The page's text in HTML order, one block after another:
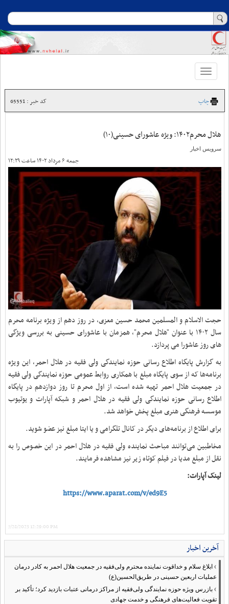
Toggle
navigation
چاپ کد خبر : 65551
هلال محرم١۴٠٢: ویژه عاشورای حسینی(١٠)
سرویس اخبار
جمعه ۶ مرداد ۱۴۰۲ ساعت ۱۲:۲۹
حجت الاسلام و المسلمین محمد حسین معزی، در روز دهم از ویژه برنامه محرم
سال ١۴٠٢ با عنوان "هلال محرم"، همزمان با عاشورای حسینی به بررسی ویژگی
های روز عاشورا می پردازد.
به گزارش پایگاه اطلاع رسانی حوزه نمایندگی ولی فقیه در هلال احمر، این ویژه
برنامه‌ها که از سوی پایگاه مبلغ با همکاری روابط عمومی حوزه نمایندگی ولی فقیه
در جمعیت هلال احمر تهیه شده است، از اول محرم تا روز دوازدهم در پایگاه
اطلاع رسانی حوزه نمایندگی ولی فقیه در هلال احمر و شبکه آپارات و یوتیوب
موسسه فرهنگی هنری مبلغ پخش خواهد شد.
برای اطلاع از برنامه‌های دیگر در کانال تلگرامی و یا ایتا مبلغ نیز عضو شوید.
مخاطبین می‌توانند مباحث نماینده ولی فقیه در هلال احمر در این خصوص را به
نقل از مبلغ مدیا در فیلم کوتاه زیر نیز مشاهده فرمایند.
لینک آپارات:
https://www.aparat.com/v/ed9E5
7/28/2023 12:29:00 PM
آخرین اخبار
› ابلاغ سلام و خداقوت نماینده محترم ولی‌فقیه در جمعیت هلال احمر به کادر درمان
عملیات اربعین حسینی در طریق‌الحسین(ع)
› بازرس ویژه حوزه نمایندگی ولی‌فقیه از مراکز درمانی عتبات بازدید کرد؛ تأکید بر
تقویت فعالیت‌های فرهنگی و خدمت جهادی